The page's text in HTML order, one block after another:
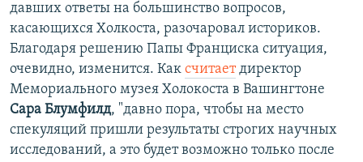
давших ответы на большинство вопросов,
касающихся Холкоста, разочаровал историков.
Благодаря решению Папы Франциска ситуация,
очевидно, изменится. Как считаетдиректор
Мемориального музея Холокоста в Вашингтоне
Сара Блумфилд, "давно пора, чтобы на место
спекуляций пришли результаты строгих научных
исследований, а это будет возможно только после